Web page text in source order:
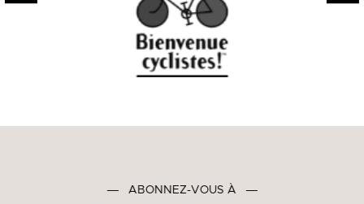
― ABONNEZ-VOUS À ―